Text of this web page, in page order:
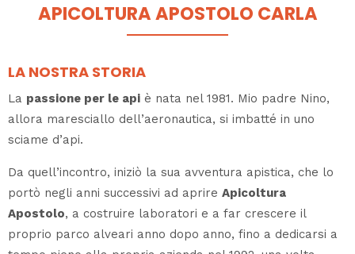
APICOLTURA APOSTOLO CARLA
LA NOSTRA STORIA
La passione per le api è nata nel 1981. Mio padre Nino,
allora maresciallo dell’aeronautica, si imbatté in uno
sciame d’api.
Da quell’incontro, iniziò la sua avventura apistica, che lo
portò negli anni successivi ad aprire Apicoltura
Apostolo, a costruire laboratori e a far crescere il
proprio parco alveari anno dopo anno, fino a dedicarsi a